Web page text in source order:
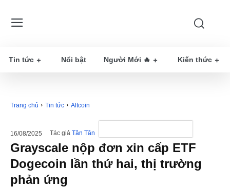
Tin tức Nổi bật Người Mới 🔥 Kiến thức
Trang chủ Tin tức Altcoin
16/08/2025 Tác giả Tân Tân
Grayscale nộp đơn xin cấp ETF
Dogecoin lần thứ hai, thị trường
phản ứng